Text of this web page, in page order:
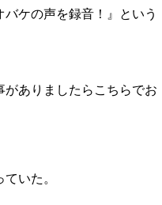
ケの声を録音！』という
ありましたらこちらでお
いた。